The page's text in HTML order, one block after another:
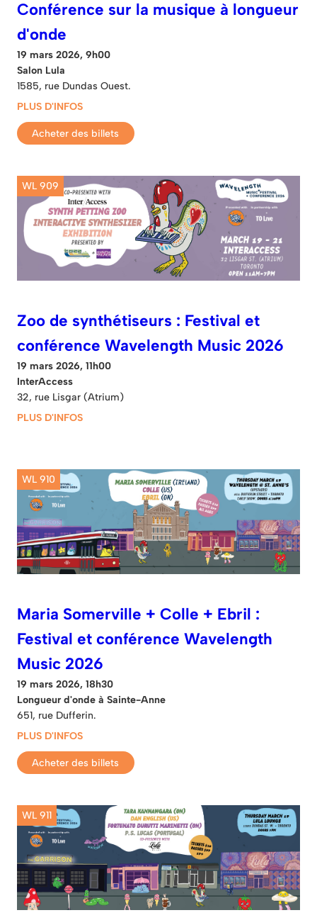
Conférence sur la musique à longueur
d'onde
19 mars 2026, 9h00
Salon Lula
1585, rue Dundas Ouest.
PLUS D'INFOS
Acheter des billets
WL 909
Zoo de synthétiseurs : Festival et
conférence Wavelength Music 2026
19 mars 2026, 11h00
InterAccess
32, rue Lisgar (Atrium)
PLUS D'INFOS
WL 910
Maria Somerville + Colle + Ebril :
Festival et conférence Wavelength
Music 2026
19 mars 2026, 18h30
Longueur d'onde à Sainte-Anne
651, rue Dufferin.
PLUS D'INFOS
Acheter des billets
WL 911